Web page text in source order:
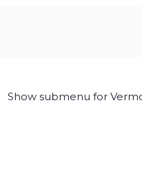
Show submenu for